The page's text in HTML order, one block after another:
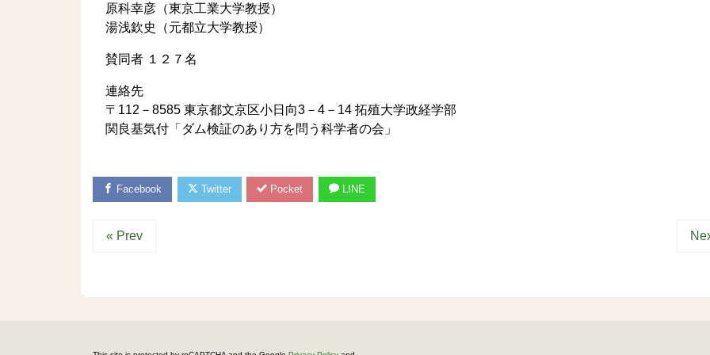
原科幸彦（東京工業大学教授）
湯浅欽史（元都立大学教授）
賛同者 １２７名
連絡先
〒112－8585 東京都文京区小日向3－4－14 拓殖大学政経学部
関良基気付「ダム検証のあり方を問う科学者の会」
Facebook Twitter Pocket LINE
« Prev